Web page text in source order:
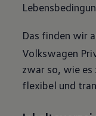
Das finden wir
Volkswagen
zwar so, wie es
flexibel und